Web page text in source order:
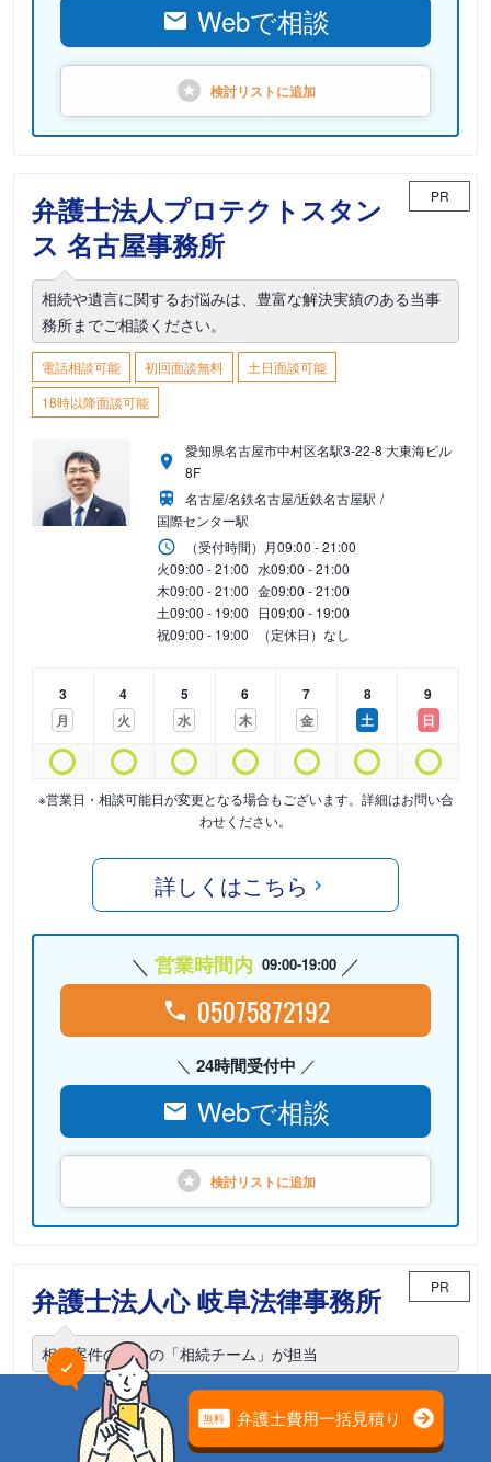
Webで相談
検討リストに追加
弁護士法人プロテクトスタン
ス 名古屋事務所
PR
相続や遺言に関するお悩みは、豊富な解決実績のある当事
務所までご相談ください。
電話相談可能 初回面談無料
土日面談可能
18時以降面談可能
愛知県名古屋市中村区名駅3-22-8 大東海ビル
8F
名古屋/名鉄名古屋/近鉄名古屋駅
国際センター駅
（受付時間） 月09:00 - 21:00
火09:00 - 21:00 水09:00 - 21:00
木09:00 - 21:00 金09:00 - 21:00
土09:00 - 19:00 日09:00 - 19:00
祝09:00 - 19:00 （定休日）なし
3
月
4
火
5
水
6
木
7
金
8
土
9
日
※営業日・相談可能日が変更となる場合もございます。詳細はお問い合
わせください。
詳しくはこちら
営業時間内 09:00-19:00
05075872192
24時間受付中
Webで相談
検討リストに追加
弁護士法人心 岐阜法律事務所 PR
相続案件のための「相続チーム」が担当
電話相談可能 初回面談無料
土日面談可能
18時以降面談可能